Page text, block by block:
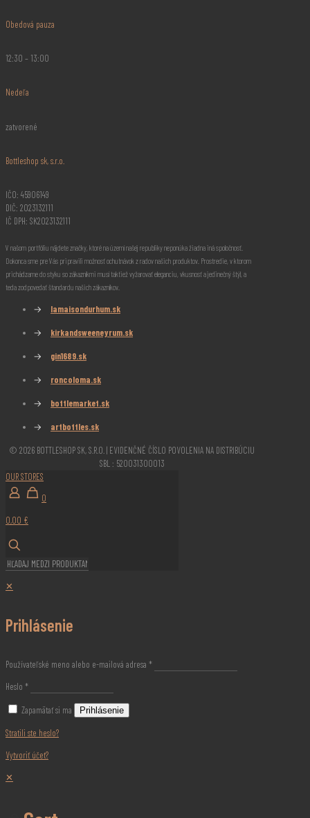
Obedová pauza
12:30 – 13:00
Nedeľa
zatvorené
Bottleshop sk, s.r.o.
IČO: 45906149
DIČ: 2023132111
IČ DPH: SK2023132111
V našom portfóliu nájdete značky, ktoré na území našej republiky neponúka žiadna iná spoločnosť.
Dokonca sme pre Vás pripravili možnosť ochutnávok z radov našich produktov. Prostredie, v ktorom
prichádzame do styku so zákazníkmi musí taktiež vyžarovať eleganciu, vkusnosť a jedinečný štýl, a
teda zodpovedať štandardu našich zákazníkov.
→ lamaisondurhum.sk
→ kirkandsweeneyrum.sk
→ gin1689.sk
→ roncoloma.sk
→ bottlemarket.sk
→ artbottles.sk
© 2026 BOTTLESHOP SK, S.R.O. | EVIDENČNÉ ČÍSLO POVOLENIA NA DISTRIBÚCIU
SBL : 520031300013
OUR STORES
0
0,00 €
✕
Prihlásenie
Používateľské meno alebo e-mailová adresa *
Heslo *
Zapamätať si ma Prihlásenie
Stratili ste heslo?
Vytvoriť účet?
✕